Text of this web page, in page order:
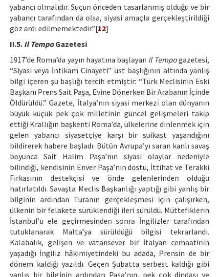
yabancı olmalıdır. Suçun önceden tasarlanmış olduğu ve bir
yabancı tarafından da olsa, siyasi amaçla gerçekleştirildiği
göz ardı edilmemektedir.”[12]
II.5. Il TempoGazetesi
1917’de Roma’da yayın hayatına başlayan Il Tempogazetesi,
“Siyasi veya İntikam Cinayeti” üst başlığının altında yanlış
bilgi içeren şu başlığı tercih etmiştir: “Türk Meclisinin Eski
Başkanı Prens Sait Paşa, Evine Dönerken Bir Arabanın İçinde
Öldürüldü.” Gazete, İtalya’nın siyasi merkezi olan dünyanın
büyük küçük pek çok milletinin güncel gelişmeleri takip
ettiği Krallığın başkenti Roma’da, ülkelerine dinlenmek için
gelen yabancı siyasetçiye karşı bir suikast yaşandığını
bildirerek habere başladı. Bütün Avrupa’yı saran kanlı savaş
boyunca Sait Halim Paşa’nın siyasi olaylar nedeniyle
bilindiği, kendisinin Enver Paşa’nın dostu, İttihat ve Terakki
Fırkasının destekçisi ve önde gelenlerinden olduğu
hatırlatıldı. Savaşta Meclis Başkanlığı yaptığı gibi yanlış bir
bilginin ardından Turanın gerçekleşmesi için çalışırken,
ülkenin bir felakete sürüklendiği ileri sürüldü. Müttefiklerin
İstanbul’u ele geçirmesinden sonra İngilizler tarafından
tutuklanarak Malta’ya sürüldüğü bilgisi tekrarlandı.
Kalabalık, gelişen ve vatansever bir İtalyan cemaatinin
yaşadığı İngiliz hâkimiyetindeki bu adada, Prensin de bir
dönem kaldığı yazıldı. Geçen Şubatta serbest kaldığı gibi
yanlış bir bilginin ardından Paşa’nın, pek çok dindaşı ve